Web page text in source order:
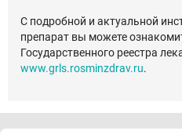
С подробной и актуальной
препарат вы можете
Государственного реестра
www.grls.rosminzdrav.ru.